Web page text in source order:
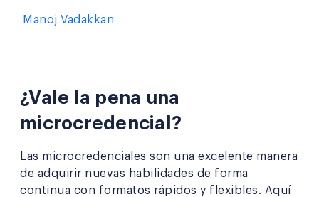
Manoj Vadakkan
¿Vale la pena una
microcredencial?
Las microcredenciales son una excelente manera
de adquirir nuevas habilidades de forma
continua con formatos rápidos y flexibles. Aquí